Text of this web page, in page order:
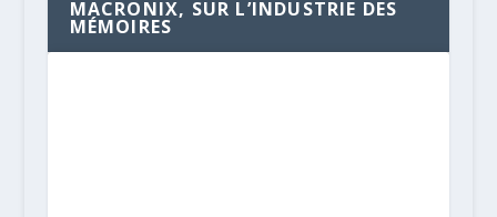
MACRONIX, SUR L’INDUSTRIE DES
MÉMOIRES